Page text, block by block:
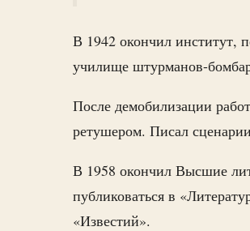
В 1942 окончил институт,
училище штурманов-
После демобилизации
ретушером. Писал
В 1958 окончил Высшие
публиковаться в
«Известий».